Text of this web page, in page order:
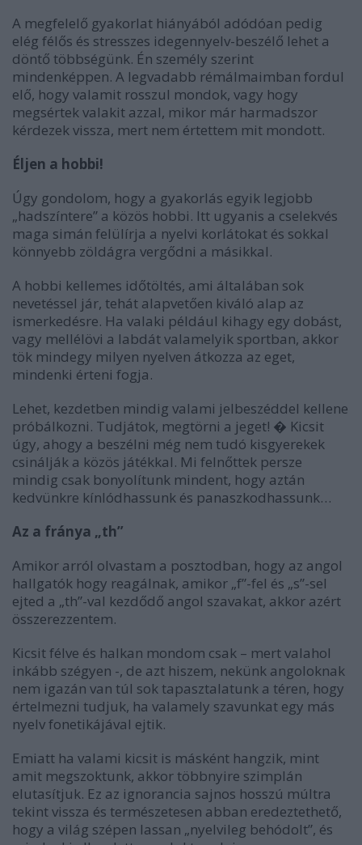
A megfelelő gyakorlat hiányából adódóan pedig
elég félős és stresszes idegennyelv-beszélő lehet a
döntő többségünk. Én személy szerint
mindenképpen. A legvadabb rémálmaimban fordul
elő, hogy valamit rosszul mondok, vagy hogy
megsértek valakit azzal, mikor már harmadszor
kérdezek vissza, mert nem értettem mit mondott.
Éljen a hobbi!
Úgy gondolom, hogy a gyakorlás egyik legjobb
„hadszíntere” a közös hobbi. Itt ugyanis a cselekvés
maga simán felülírja a nyelvi korlátokat és sokkal
könnyebb zöldágra vergődni a másikkal.
A hobbi kellemes időtöltés, ami általában sok
nevetéssel jár, tehát alapvetően kiváló alap az
ismerkedésre. Ha valaki például kihagy egy dobást,
vagy mellélövi a labdát valamelyik sportban, akkor
tök mindegy milyen nyelven átkozza az eget,
mindenki érteni fogja.
Lehet, kezdetben mindig valami jelbeszéddel kellene
próbálkozni. Tudjátok, megtörni a jeget! � Kicsit
úgy, ahogy a beszélni még nem tudó kisgyerekek
csinálják a közös játékkal. Mi felnőttek persze
mindig csak bonyolítunk mindent, hogy aztán
kedvünkre kínlódhassunk és panaszkodhassunk…
Az a fránya „th”
Amikor arról olvastam a posztodban, hogy az angol
hallgatók hogy reagálnak, amikor „f”-fel és „s”-sel
ejted a „th”-val kezdődő angol szavakat, akkor azért
összerezzentem.
Kicsit félve és halkan mondom csak – mert valahol
inkább szégyen -, de azt hiszem, nekünk angoloknak
nem igazán van túl sok tapasztalatunk a téren, hogy
értelmezni tudjuk, ha valamely szavunkat egy más
nyelv fonetikájával ejtik.
Emiatt ha valami kicsit is másként hangzik, mint
amit megszoktunk, akkor többnyire szimplán
elutasítjuk. Ez az ignorancia sajnos hosszú múltra
tekint vissza és természetesen abban eredeztethető,
hogy a világ szépen lassan „nyelvileg behódolt”, és